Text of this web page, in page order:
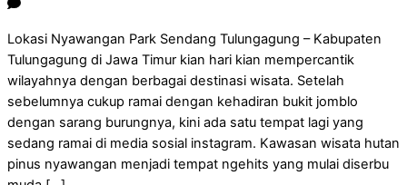
Lokasi Nyawangan Park Sendang Tulungagung – Kabupaten
Tulungagung di Jawa Timur kian hari kian mempercantik
wilayahnya dengan berbagai destinasi wisata. Setelah
sebelumnya cukup ramai dengan kehadiran bukit jomblo
dengan sarang burungnya, kini ada satu tempat lagi yang
sedang ramai di media sosial instagram. Kawasan wisata hutan
pinus nyawangan menjadi tempat ngehits yang mulai diserbu